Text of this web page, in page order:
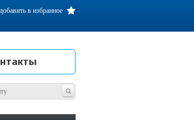
добавить в избранное